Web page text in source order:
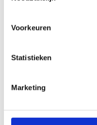
Voorkeuren
Statistieken
Marketing